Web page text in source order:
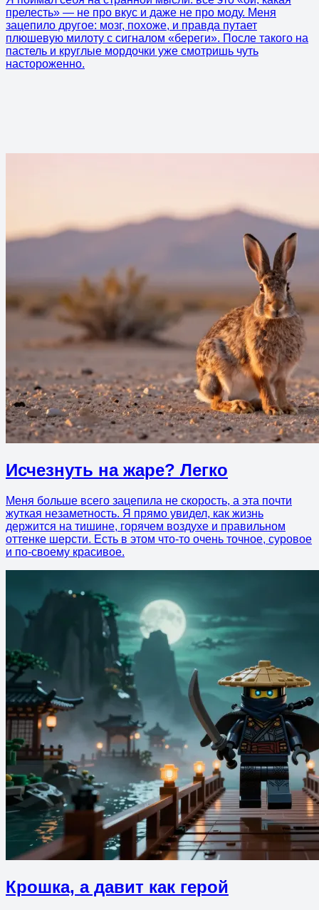
прелесть» — не про вкус и даже не про моду. Меня
зацепило другое: мозг, похоже, и правда путает
плюшевую милоту с сигналом «береги». После такого на
пастель и круглые мордочки уже смотришь чуть
настороженно.
Исчезнуть на жаре? Легко
Меня больше всего зацепила не скорость, а эта почти
жуткая незаметность. Я прямо увидел, как жизнь
держится на тишине, горячем воздухе и правильном
оттенке шерсти. Есть в этом что-то очень точное, суровое
и по-своему красивое.
Крошка, а давит как герой